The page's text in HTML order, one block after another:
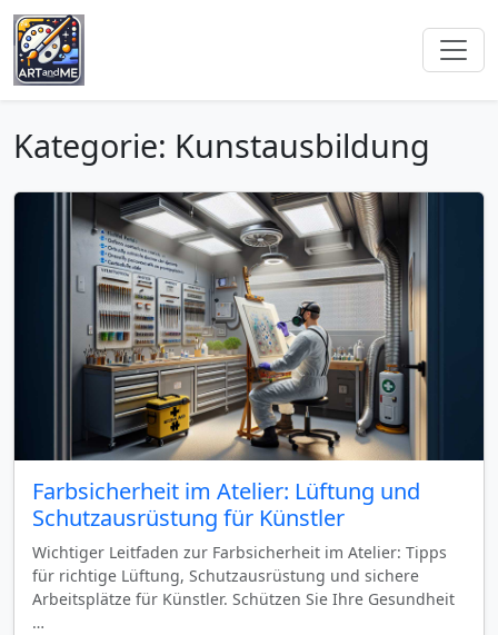
Kategorie: Kunstausbildung
Farbsicherheit im Atelier: Lüftung und
Schutzausrüstung für Künstler
Wichtiger Leitfaden zur Farbsicherheit im Atelier: Tipps
für richtige Lüftung, Schutzausrüstung und sichere
Arbeitsplätze für Künstler. Schützen Sie Ihre Gesundheit
…